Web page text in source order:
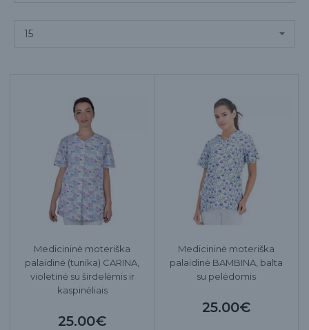
Medicininė moteriška
palaidinė (tunika) CARINA,
violetinė su širdelėmis ir
kaspinėliais
25.00€
Medicininė moteriška
palaidinė BAMBINA, balta
su pelėdomis
25.00€